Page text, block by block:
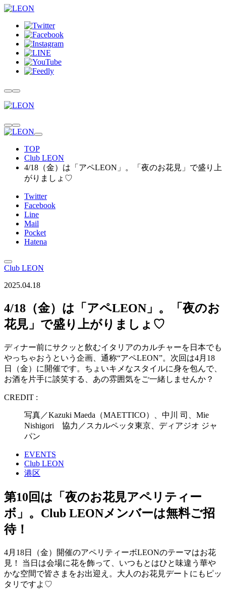
TOP
Club LEON
4/18（金）は「アペLEON」。「夜のお花見」で盛り上
がりましょ♡
Twitter
Facebook
Line
Mail
Pocket
Hatena
Club LEON
2025.04.18
4/18（金）は「アペLEON」。「夜のお
花見」で盛り上がりましょ♡
ディナー前にサクッと飲むイタリアのカルチャーを日本でも
やっちゃおうという企画、通称“アペLEON”。次回は4月18
日（金）に開催です。ちょいキメなスタイルに身を包んで、
お酒を片手に談笑する、あの雰囲気をご一緒しませんか？
CREDIT :
写真／Kazuki Maeda（MAETTICO）、中川 司、Mie
Nishigori 協力／スカルペッタ東京、ディアジオ ジャ
パン
EVENTS
Club LEON
港区
第10回は「夜のお花見アペリティー
ボ」。Club LEONメンバーは無料ご招
待！
4月18日（金）開催のアペリティーボLEONのテーマはお花
見！ 当日は会場に花を飾って、いつもとはひと味違う華や
かな空間で皆さまをお出迎え。大人のお花見デートにもピッ
タリですよ♡